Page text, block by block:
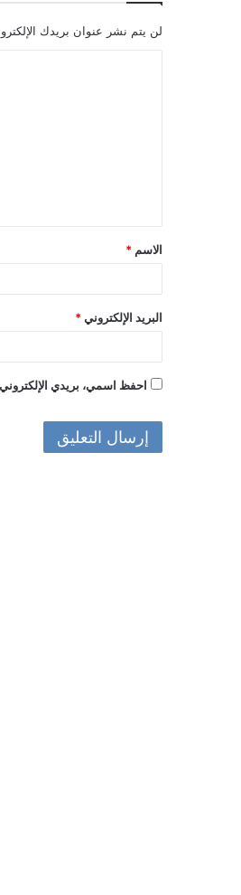
لن يتم نشر عنوان بريدك
ق
*
الاسم *
البريد الإلكتروني *
احفظ اسمي، بريدي